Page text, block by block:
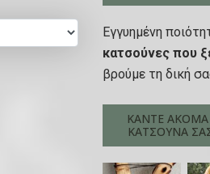
Εγγυημένη
κατσούνες που
βρούμε τη δική
ΚΆΝΤΕ ΑΚΌΜΑ
ΚΑΤΣΟΎΝΑ